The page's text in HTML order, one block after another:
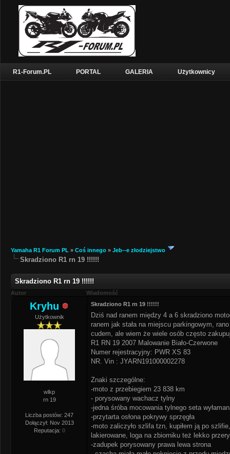
R1-Forum.PL PORTAL GALERIA Użytkownicy
Yamaha R1 Forum PL » Coś innego » Jeb--e złodziejstwo
Skradziono R1 rn 19 !!!!!!
Skradziono R1 rn 19 !!!!!!
Autor Wiadomość
Kryhu
Użytkownik
wlkp
rn 19
Liczba postów: 247
Dołączył: Nov 2013
Reputacja: 0
Skradziono R1 rn 19 !!!!!!
Dziś nad ranem między 4 a 6 skradziono
ranem jak stała na miejscu parkingowym,
cudem, ale wiem że wiele osób często
R1 RN 19 2007 Malowanie Biało-Czerwone
Numer rejestracyjny: PWR XS 83
NR. Vin : JYARN191000002278
Znaki szczególne:
-moto z przebiegiem 23 838 km
- porysowany wachacz tylny
-jedna śróba mocowania tylnego seta
-przytarta osłona pokrywy sprzęgła
-moto zaliczyło szlifa tzn, kupiłem ją po
lakierowane, loga na zbiorniku też lekko
-zadupek porysowany prawa lewa strona